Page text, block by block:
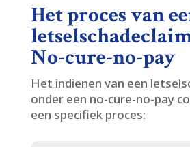
Het proces van
No-cure-no-pay
Het indienen van een
onder een no-cure-no-pay
een specifiek proces: